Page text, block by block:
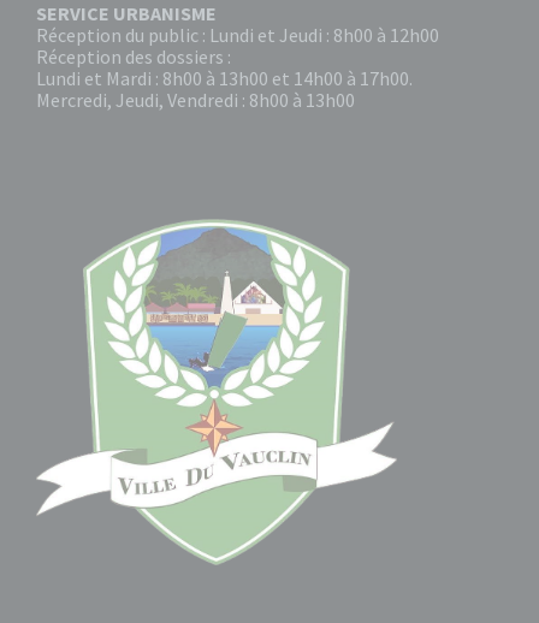
SERVICE URBANISME
Réception du public : Lundi et Jeudi : 8h00 à 12h00
Réception des dossiers :
Lundi et Mardi : 8h00 à 13h00 et 14h00 à 17h00.
Mercredi, Jeudi, Vendredi : 8h00 à 13h00